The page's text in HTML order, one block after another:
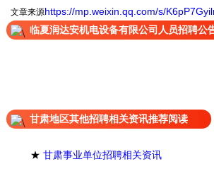
文章来源https://mp.weixin.qq.com/s/
临夏润达安机电设备有限公司人员招聘公
甘肃地区其他招聘相关资讯推荐阅读
★ 甘肃事业单位招聘相关资讯